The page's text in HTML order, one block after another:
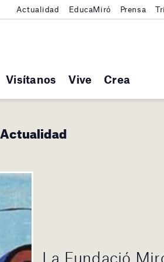
Visítanos Vive Crea
Actualidad EducaMiró Prensa
Actualidad
La Fundació